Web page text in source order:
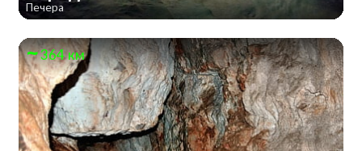
Печера
364 км